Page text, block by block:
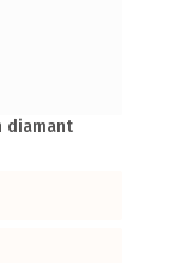
diamant